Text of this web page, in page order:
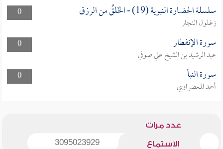
0
سلسلة الحضارة النبوية (19) - الخَلقُ من الرزق
زغلول النجار
0
سورة الإنفطار
عبد الرشيد بن الشيخ علي صوفي
0
سورة النبأ
أحمد المعصراوي
عدد مرات
الاستماع 3095023929